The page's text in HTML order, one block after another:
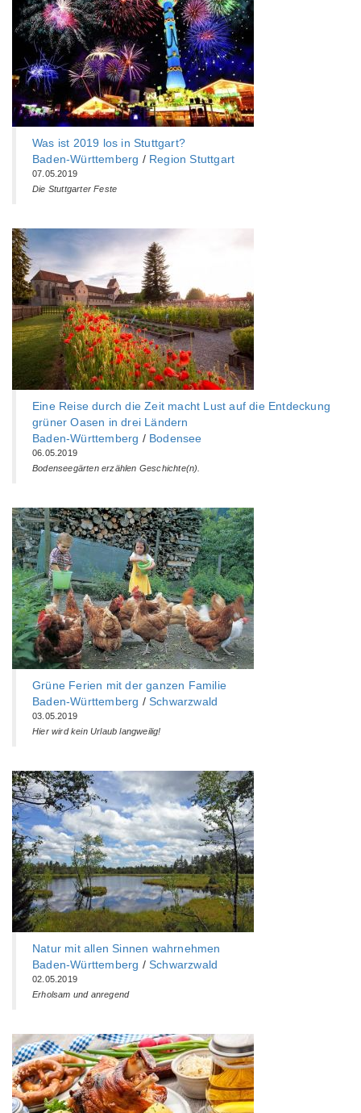
Was ist 2019 los in Stuttgart?
Baden-Württemberg‎ / Region Stuttgart
07.05.2019
Die Stuttgarter Feste
Eine Reise durch die Zeit macht Lust auf die Entdeckung
grüner Oasen in drei Ländern
Baden-Württemberg‎ / Bodensee
06.05.2019
Bodenseegärten erzählen Geschichte(n).
Grüne Ferien mit der ganzen Familie
Baden-Württemberg‎ /Schwarzwald
03.05.2019
Hier wird kein Urlaub langweilig!
Natur mit allen Sinnen wahrnehmen
Baden-Württemberg‎ /Schwarzwald
02.05.2019
Erholsam und anregend